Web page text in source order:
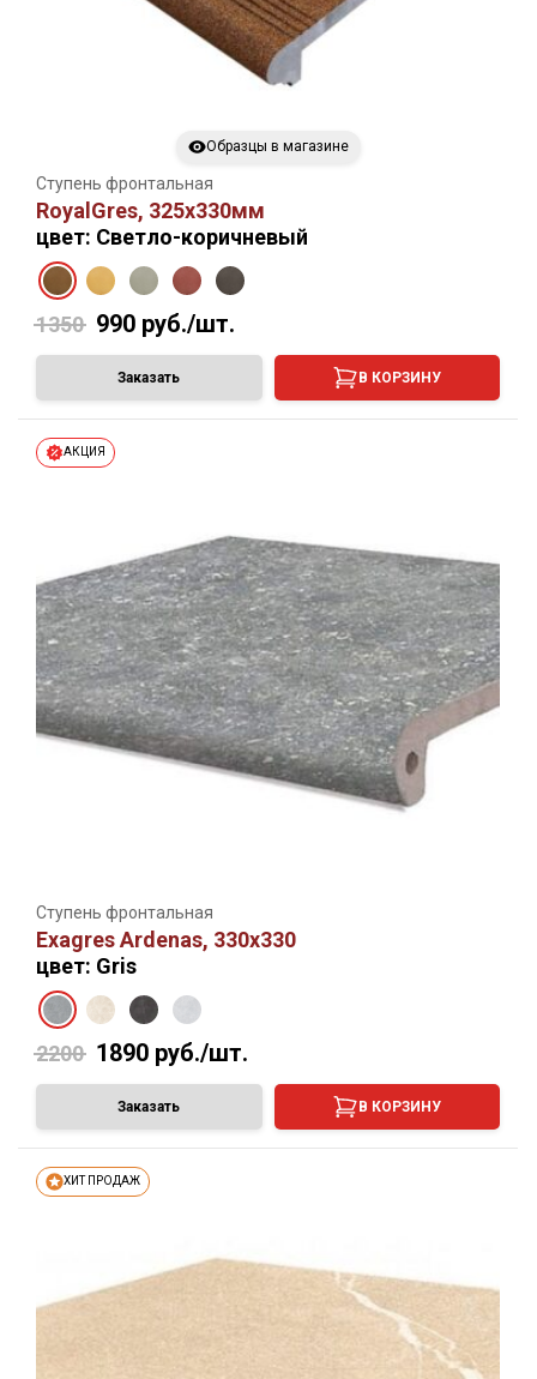
Образцы в магазине
Ступень фронтальная
RoyalGres, 325х330мм
цвет: Светло-коричневый
1350 990 руб./шт.
Заказать В КОРЗИНУ
АКЦИЯ
Ступень фронтальная
Exagres Ardenas, 330х330
цвет: Gris
2200 1890 руб./шт.
Заказать В КОРЗИНУ
ХИТ ПРОДАЖ